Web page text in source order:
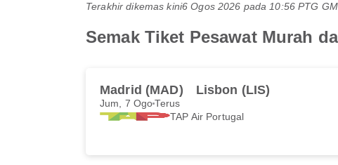
Terakhir dikemas kini6 Ogos 2026 pada 10:56 PTG
Semak Tiket Pesawat Murah
Madrid (MAD) Lisbon (LIS)
Jum, 7 OgoTerus
TAP Air Portugal